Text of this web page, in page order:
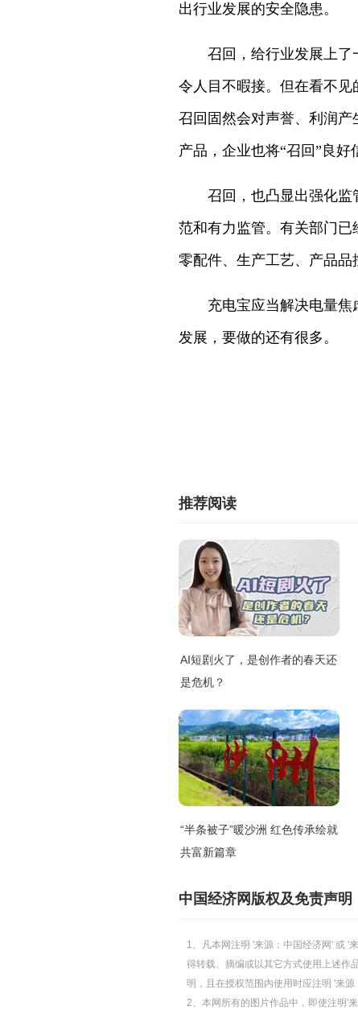
出行业发展的安全隐患。
召回，给行业发展上
令人目不暇接。但在看不见
召回固然会对声誉、利润
产品，企业也将“召回”良好
召回，也凸显出强化
范和有力监管。有关部门已
零配件、生产工艺、产品品
充电宝应当解决电量
发展，要做的还有很多。
推荐阅读
AI短剧火了，是创作者的春天还
是危机？
“半条被子”暖沙洲 红色传承绘就
共富新篇章
中国经济网版权及免责声明
1、凡本网注明 '来源：中国经济网' 或 '
得转载、摘编或以其它方式使用上述作
明，且在授权范围内使用时应注明 '来
2、本网所有的图片作品中，即使注明'